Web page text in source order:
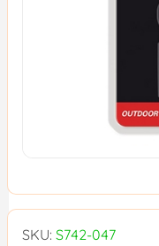
SKU: S742-047